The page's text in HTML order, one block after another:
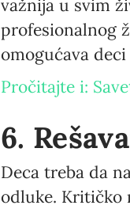
važnija u svim
profesionalnog
omogućava
Pročitajte i:
6.
Deca treba da
odluke. Kritičko